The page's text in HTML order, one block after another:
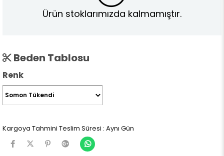
Ürün stoklarımızda kalmamıştır.
Beden Tablosu
Renk
Kargoya Tahmini Teslim Süresi : Aynı Gün